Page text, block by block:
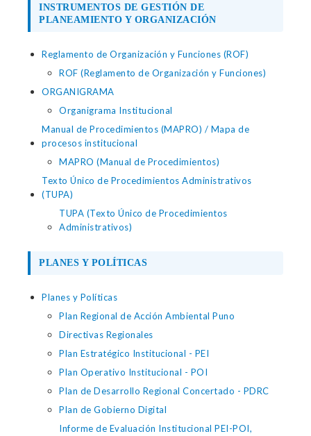
INSTRUMENTOS DE GESTIÓN DE
PLANEAMIENTO Y ORGANIZACIÓN
Reglamento de Organización y Funciones (ROF)
ROF (Reglamento de Organización y Funciones)
ORGANIGRAMA
Organigrama Institucional
Manual de Procedimientos (MAPRO) / Mapa de
procesos institucional
MAPRO (Manual de Procedimientos)
Texto Único de Procedimientos Administrativos
(TUPA)
TUPA (Texto Único de Procedimientos
Administrativos)
PLANES Y POLÍTICAS
Planes y Políticas
Plan Regional de Acción Ambiental Puno
Directivas Regionales
Plan Estratégico Institucional - PEI
Plan Operativo Institucional - POI
Plan de Desarrollo Regional Concertado - PDRC
Plan de Gobierno Digital
Informe de Evaluación Institucional PEI-POI,